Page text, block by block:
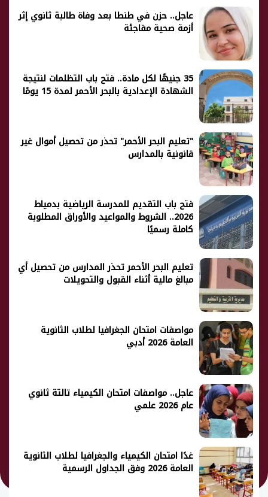
عاجل.. حزن في طنطا بعد وفاة طالبة ثانوي إثر
أزمة صحية مفاجئة
35 جنيهًا لكل مادة.. فتح باب التظلمات لنتيجة
الشهادة الإعدادية بالبحر الأحمر لمدة 15 يومًا
"تعليم البحر الأحمر" تحذر من تحصيل أموال غير
قانونية بالمدارس
فتح باب التقديم للمدرسة الرياضية بدمياط
2026.. الشروط والمواعيد والأوراق المطلوبة
كاملة رسميًا
تعليم البحر الأحمر تحذر المدارس من تحصيل أي
مبالغ مالية أثناء القبول والتحويلات
مواصفات امتحان الجغرافيا لطلاب الثانوية
العامة 2026 أدبي
عاجل.. مواصفات امتحان الكيمياء تالتة ثانوي
عام 2026 علمي
غدًا امتحان الكيمياء والجغرافيا لطلاب الثانوية
العامة 2026 وفق الجداول الرسمية